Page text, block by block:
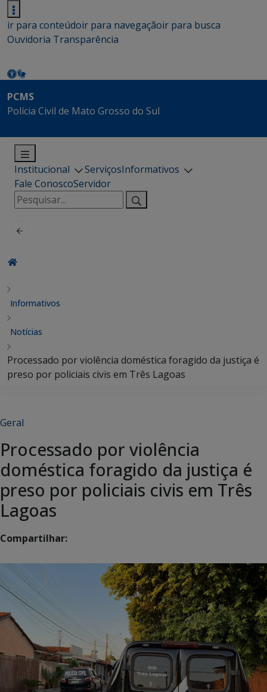
ir para conteúdoir para navegaçãoir para busca
Ouvidoria Transparência
PCMS
Polícia Civil de Mato Grosso do Sul
Institucional ServiçosInformativos
Fale ConoscoServidor
Pesquisar
por:
Informativos
Notícias
Processado por violência doméstica foragido da justiça é
preso por policiais civis em Três Lagoas
Geral
Processado por violência
doméstica foragido da justiça é
preso por policiais civis em Três
Lagoas
Compartilhar: